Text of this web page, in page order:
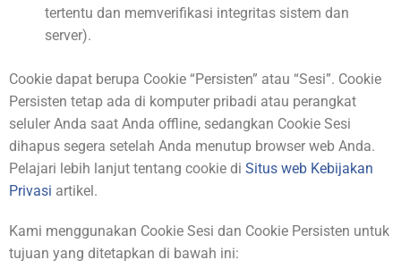
tertentu dan memverifikasi integritas sistem dan
server).
Cookie dapat berupa Cookie “Persisten” atau “Sesi”. Cookie
Persisten tetap ada di komputer pribadi atau perangkat
seluler Anda saat Anda offline, sedangkan Cookie Sesi
dihapus segera setelah Anda menutup browser web Anda.
Pelajari lebih lanjut tentang cookie di Situs web Kebijakan
Privasi artikel.
Kami menggunakan Cookie Sesi dan Cookie Persisten untuk
tujuan yang ditetapkan di bawah ini: